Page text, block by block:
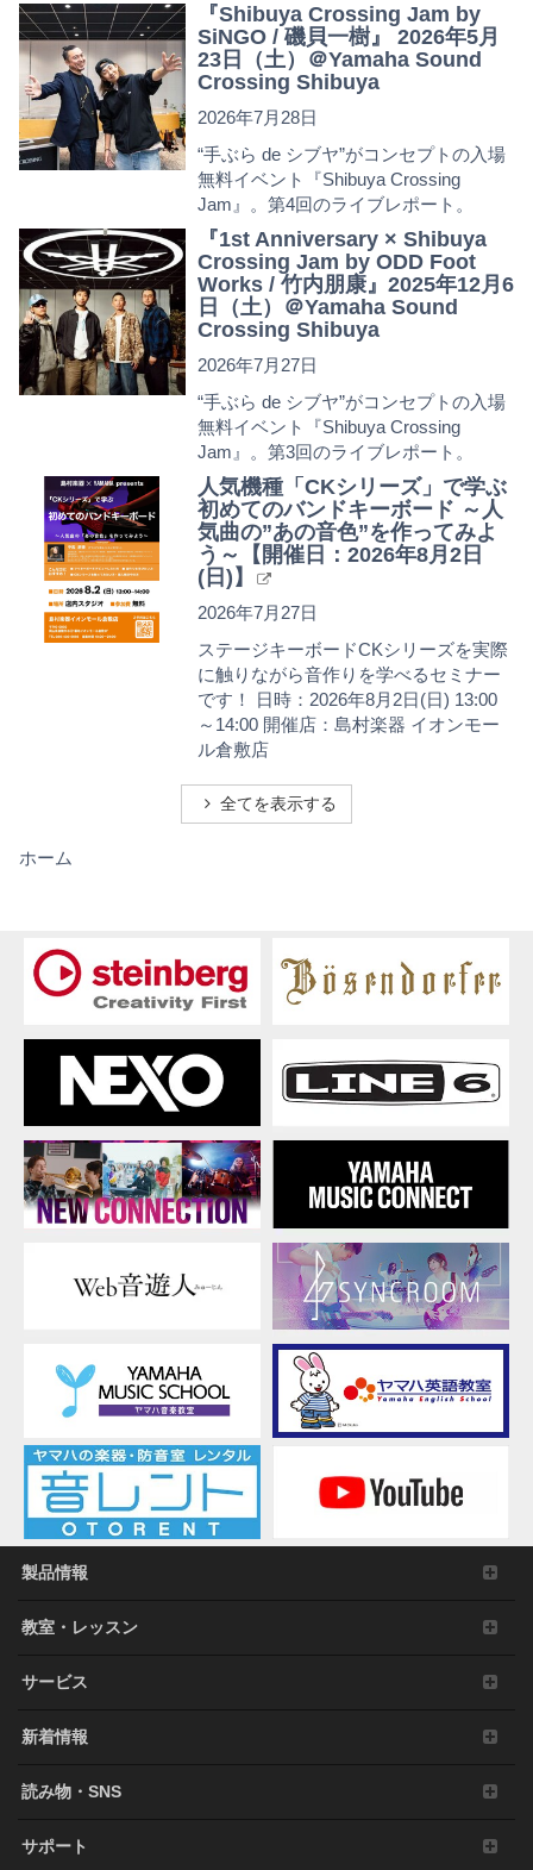
『Shibuya Crossing Jam by
SiNGO / 磯貝一樹』 2026年5月
23日（土）＠Yamaha Sound
Crossing Shibuya
2026年7月28日
“手ぶら de シブヤ”がコンセプトの入場
無料イベント『Shibuya Crossing
Jam』。第4回のライブレポート。
『1st Anniversary × Shibuya
Crossing Jam by ODD Foot
Works / 竹内朋康』2025年12月6
日（土）＠Yamaha Sound
Crossing Shibuya
2026年7月27日
“手ぶら de シブヤ”がコンセプトの入場
無料イベント『Shibuya Crossing
Jam』。第3回のライブレポート。
人気機種「CKシリーズ」で学ぶ
初めてのバンドキーボード ～人
気曲の”あの音色”を作ってみよ
う～【開催日：2026年8月2日
(日)】
2026年7月27日
ステージキーボードCKシリーズを実際
に触りながら音作りを学べるセミナー
です！ 日時：2026年8月2日(日) 13:00
～14:00 開催店：島村楽器 イオンモー
ル倉敷店
全てを表示する
ホーム
製品情報
教室・レッスン
サービス
新着情報
読み物・SNS
サポート